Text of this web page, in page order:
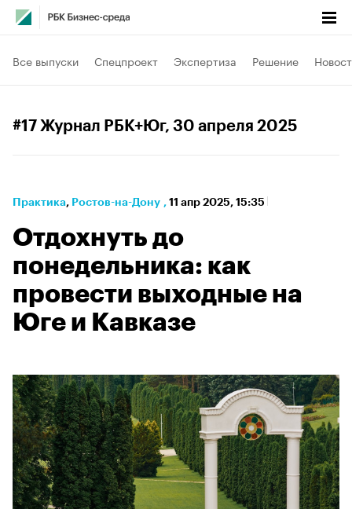
Все выпуски Спецпроект Экспертиза Решение
#17 Журнал РБК+Юг, 30 апреля 2025
Практика⁠, Ростов-на-Дону , 11 апр 2025, 15:35
Отдохнуть до
понедельника: как
провести выходные на
Юге и Кавказе